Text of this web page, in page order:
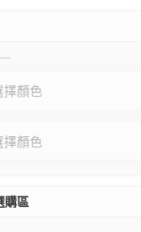
購區